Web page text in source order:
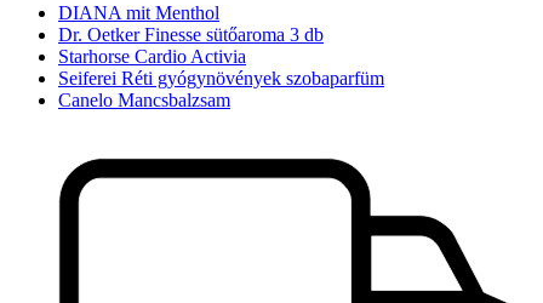
DIANA mit Menthol
Dr. Oetker Finesse sütőaroma 3 db
Starhorse Cardio Activia
Seiferei Réti gyógynövények szobaparfüm
Canelo Mancsbalzsam